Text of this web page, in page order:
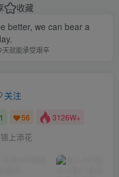
收藏
better, we can bear a
就能承受艰辛
关注
1 56 3126W+
上添花